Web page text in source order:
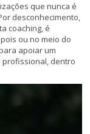
que nunca é
desconhecimento,
coaching, é
ou no meio do
apoiar um
profissional, dentro